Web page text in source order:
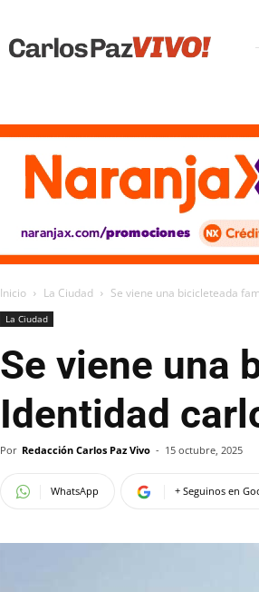
Vivo
Inicio La Ciudad Se viene una bicicleteada
La Ciudad
Se viene una
Identidad
Por Redacción Carlos Paz Vivo - 15 octubre, 2025
WhatsApp + Seguinos en